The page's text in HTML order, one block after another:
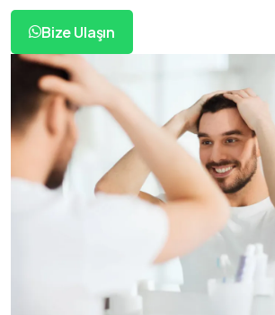
Bize Ulaşın